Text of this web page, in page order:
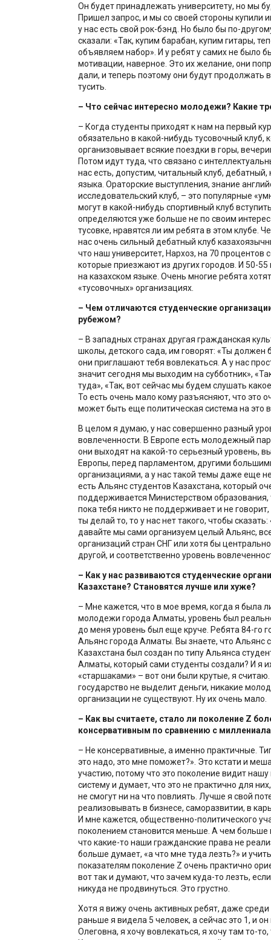
Он будет принадлежать университету, но мы
Пришел запрос, и мы со своей стороны купили
у нас есть свой рок-бэнд. Но было бы по-
сказали: «Так, купим барабан, купим гитары,
объявляем набор». И у ребят у самих не было
мотивации, наверное. Это их желание, они
дали, и теперь поэтому они будут продолжать
тусить.
– Что сейчас интересно молодежи? Какие
– Когда студенты приходят к нам на первый
обязательно в какой-нибудь тусовочный клуб,
организовывает всякие поездки в горы,
Потом идут туда, что связано с
нас есть, допустим, читальный клуб, дебатный,
языка. Ораторские выступления, знание
исследовательский клуб, – это популярные
могут в какой-нибудь спортивный клуб
определяются уже больше не по своим
тусовке, нравятся ли им ребята в этом клубе.
нас очень сильный дебатный клуб
что наш университет, Нархоз, на 70 процентов
которые приезжают из других городов. И 50-55
на казахском языке. Очень многие ребята
«тусовочных» организациях.
– Чем отличаются студенческие
рубежом?
– В западных странах другая гражданская
школы, детского сада, им говорят: «Ты должен
они приглашают тебя вовлекаться. А у нас
значит сегодня мы выходим на субботник»,
туда», «Так, вот сейчас мы будем слушать
То есть очень мало кому разъясняют, что это
может быть еще политическая система на это
В целом я думаю, у нас совершенно разный
вовлеченности. В Европе есть молодежный
они выходят на какой-то серьезный уровень,
Европы, перед парламентом, другими
организациями, а у нас такой темы даже еще
есть Альянс студентов Казахстана, который
поддерживается Министерством образования,
пока тебя никто не поддерживает и не
ты делай то, то у нас нет такого, чтобы сказать:
давайте мы сами организуем целый Альянс,
организаций стран СНГ или хотя бы
другой, и соответственно уровень
– Как у нас развиваются студенческие
Казахстане? Становятся лучше или хуже?
– Мне кажется, что в мое время, когда я была
молодежи города Алматы, уровень был
до меня уровень был еще круче. Ребята 84-го
Альянс города Алматы. Вы знаете, что Альянс
Казахстана был создан по типу Альянса
Алматы, который сами студенты создали? И я
«старшаками» – вот они были крутые, я
государство не выделит деньги, никакие
организации не существуют. Ну их очень мало.
– Как вы считаете, стало ли поколение Z
консервативным по сравнению с
– Не консервативные, а именно практичные.
это надо, это мне поможет?». Это кстати и
участию, потому что это поколение видит
систему и думает, что это не практично для
не смогут ни на что повлиять. Лучше я свой
реализовывать в бизнесе, саморазвитии, в
И мне кажется, общественно-политического
поколением становится меньше. А чем
что какие-то наши гражданские права не
больше думает, «а что мне туда лезть?» и
показателям поколение Z очень практично
вот так и думают, что зачем куда-то лезть,
никуда не продвинуться. Это грустно.
Хотя я вижу очень активных ребят, даже среди
раньше я видела 5 человек, а сейчас это 1, и
Олеговна, я хочу вовлекаться, я хочу там то-